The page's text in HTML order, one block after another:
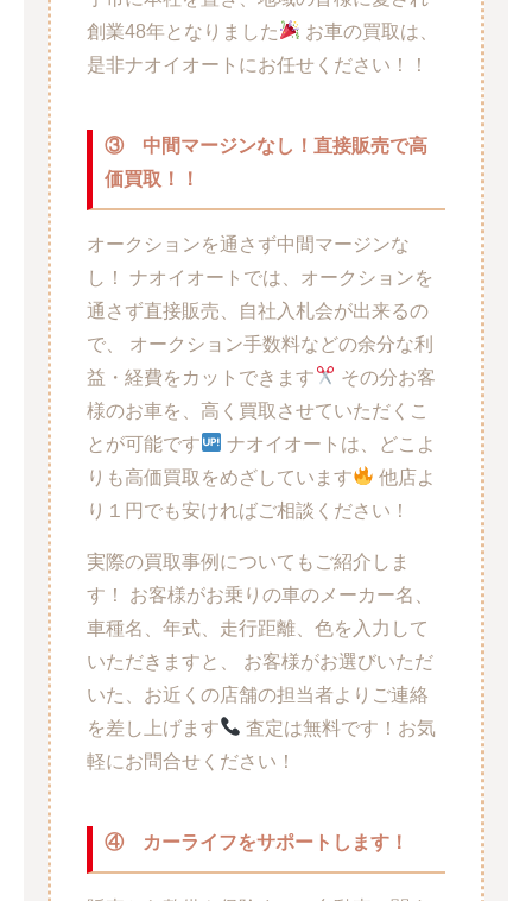
創業48年となりました
お車の買取は、
是非ナオイオートにお任せください！！
③ 中間マージンなし！直接販売で高
価買取！！
オークションを通さず中間マージンな
し！ ナオイオートでは、オークションを
通さず直接販売、自社入札会が出来るの
で、 オークション手数料などの余分な利
益・経費をカットできます
その分お客
様のお車を、高く買取させていただくこ
とが可能です
ナオイオートは、どこよ
りも高価買取をめざしています
他店よ
り１円でも安ければご相談ください！
実際の買取事例についてもご紹介しま
す！ お客様がお乗りの車のメーカー名、
車種名、年式、走行距離、色を入力して
いただきますと、 お客様がお選びいただ
いた、お近くの店舗の担当者よりご連絡
を差し上げます
査定は無料です！お気
軽にお問合せください！
④ カーライフをサポートします！